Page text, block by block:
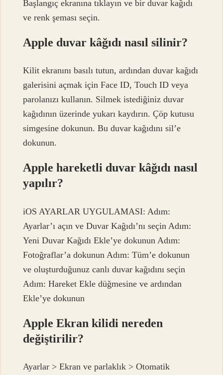
Başlangıç ​​ekranına tıklayın ve bir duvar kağıdı
ve renk şeması seçin.
Apple duvar kâğıdı nasıl silinir?
Kilit ekranını basılı tutun, ardından duvar kağıdı
galerisini açmak için Face ID, Touch ID veya
parolanızı kullanın. Silmek istediğiniz duvar
kağıdının üzerinde yukarı kaydırın. Çöp kutusu
simgesine dokunun. Bu duvar kağıdını sil’e
dokunun.
Apple hareketli duvar kâğıdı nasıl
yapılır?
iOS AYARLAR UYGULAMASI: Adım:
Ayarlar’ı açın ve Duvar Kağıdı’nı seçin Adım:
Yeni Duvar Kağıdı Ekle’ye dokunun Adım:
Fotoğraflar’a dokunun Adım: Tüm’e dokunun
ve oluşturduğunuz canlı duvar kağıdını seçin
Adım: Hareket Ekle düğmesine ve ardından
Ekle’ye dokunun
Apple Ekran kilidi nereden
değiştirilir?
Ayarlar > Ekran ve parlaklık > Otomatik